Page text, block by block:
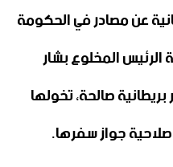
عن مصادر في الحكومة
الرئيس المخلوع بشار
صالحة، تخولها
صلاحية جواز سفرها.